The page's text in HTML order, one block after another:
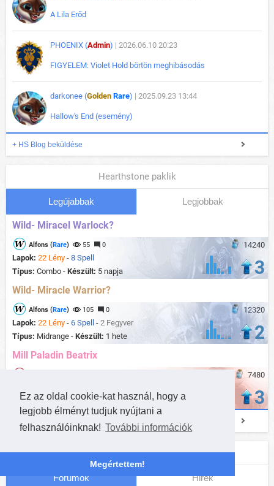
Ez az oldal cookie-kat használ, hogy a
legjobb élményt tudjuk nyújtani a
felhasználóinknak! További információk
Megértettem!
A Lila Erőd
PHOENIX (Admin) | 2026.06.10 20:23
FIGYELEM: Violet Hold börtön meghibásodás
darkonee (Golden Rare) | 2025.09.23 13:44
Hallow's End (esemény)
+ HS Blog beküldése
Hearthstone paklik
Legújabbak Legjobbak
Wild- Miracel Warlock?
14240
Alfons (Rare) 55 0
Lapok: 22 Lény - 8 Spell
Típus: Combo - Készült: 5 napja 3
Wild- Miracle Warrior?
12320
Alfons (Rare) 105 0
Lapok: 22 Lény - 6 Spell - 2 Fegyver
Típus: Midrange - Készült: 1 hete 2
Mill Paladin Beatrix
7480
Típus:Aggro -Készült:3 hete 3
Legfrissebb hozzászólások
Fórumok Hirek